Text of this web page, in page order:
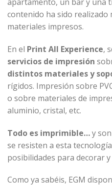
contenido ha sido realizado
materiales impresos.
En el Print All Experience,
servicios de impresión
distintos materiales y
rígidos. Impresión sobre
o sobre materiales de
aluminio, cristal, etc.
Todo es imprimible…y
se resisten a esta
posibilidades para decorar
Como ya sabéis, EGM